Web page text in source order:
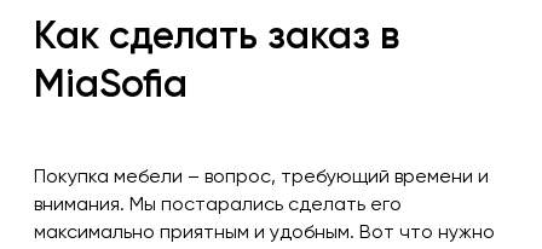
Как сделать заказ в
MiaSofia
Покупка мебели – вопрос, требующий времени и
внимания. Мы постарались сделать его
максимально приятным и удобным. Вот что нужно